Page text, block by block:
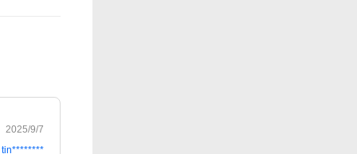
2025/9/7
tin********